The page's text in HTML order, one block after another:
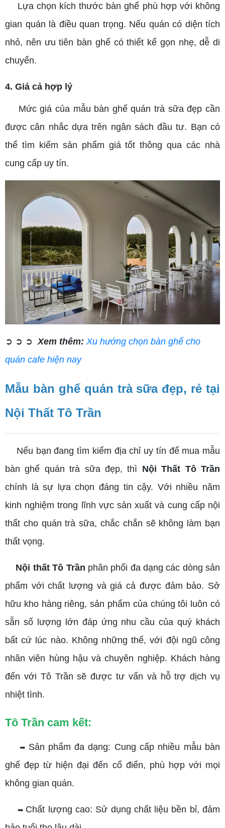
Lựa chọn kích thước bàn ghế phù hợp với không
gian quán là điều quan trọng. Nếu quán có diện tích
nhỏ, nên ưu tiên bàn ghế có thiết kế gọn nhẹ, dễ di
chuyển.
4. Giá cả hợp lý
Mức giá của mẫu bàn ghế quán trà sữa đẹp cần
được cân nhắc dựa trên ngân sách đầu tư. Bạn có
thể tìm kiếm sản phẩm giá tốt thông qua các nhà
cung cấp uy tín.
➲ ➲ ➲Xem thêm: Xu hướng chọn bàn ghế cho
quán cafe hiện nay
Mẫu bàn ghế quán trà sữa đẹp, rẻ tại
Nội Thất Tô Trần
Nếu bạn đang tìm kiếm địa chỉ uy tín để mua mẫu
bàn ghế quán trà sữa đẹp, thì Nội Thất Tô Trần
chính là sự lựa chọn đáng tin cậy. Với nhiều năm
kinh nghiệm trong lĩnh vực sản xuất và cung cấp nội
thất cho quán trà sữa, chắc chắn sẽ không làm bạn
thất vọng.
Nội thất Tô Trần phân phối đa dạng các dòng sản
phẩm với chất lượng và giá cả được đảm bảo. Sở
hữu kho hàng riêng, sản phẩm của chúng tôi luôn có
sẵn số lượng lớn đáp ứng nhu cầu của quý khách
bất cứ lúc nào. Không những thế, với đội ngũ công
nhân viên hùng hậu và chuyên nghiệp. Khách hàng
đến với Tô Trần sẽ được tư vấn và hỗ trợ dịch vụ
nhiệt tình.
Tô Trần cam kết:
➥ Sản phẩm đa dạng: Cung cấp nhiều mẫu bàn
ghế đẹp từ hiện đại đến cổ điển, phù hợp với mọi
không gian quán.
➥ Chất lượng cao: Sử dụng chất liệu bền bỉ, đảm